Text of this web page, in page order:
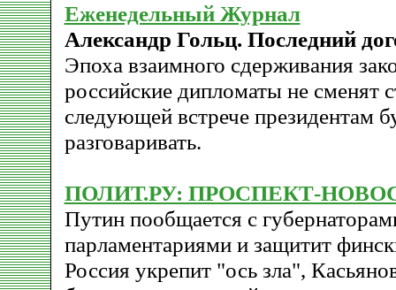
Еженедельный Журнал
Александр Гольц. Последний
Эпоха взаимного сдерживания
российские дипломаты не сменят
следующей встрече президентам
разговаривать.
ПОЛИТ.РУ: ПРОСПЕКТ-
Путин пообщается с
парламентариями и защитит
Россия укрепит "ось зла",